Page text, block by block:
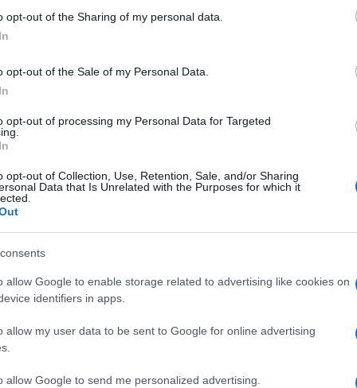
opt-out of the Sharing of my personal data.
opt-out of the Sale of my Personal Data.
opt-out of processing my Personal Data for Targeted
opt-out of Collection, Use, Retention, Sale, and/or Sharing
Data that Is Unrelated with the Purposes for which it
allow Google to enable storage related to advertising like cookies on
identifiers in apps.
allow my user data to be sent to Google for online advertising
allow Google to send me personalized advertising.
e all’avanguardia. La collaborazione si
combinando l’interazione umana con strumenti
belga e lussemburghese, dove Intesa Sanpaolo
di crescita. Grazie a questa alleanza, FISPB
e accessibile, aiutando i clienti a passare dal
Questo approccio mira a soddisfare
utilizzando le avanzate capacità tecnologiche